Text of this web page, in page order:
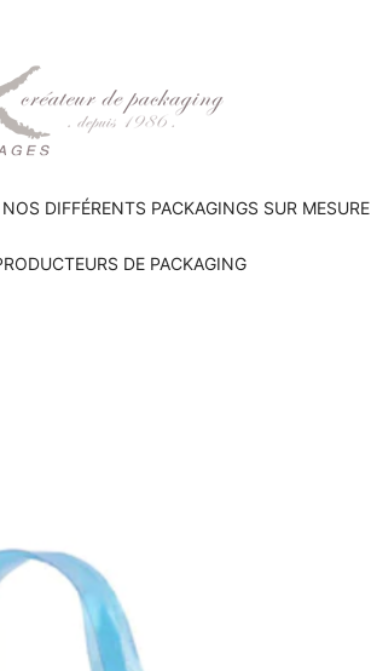
NOS DIFFÉRENTS PACKAGINGS SUR MESURE
DE PACKAGING